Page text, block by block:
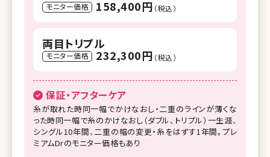
モニター価格 158,400円 （税込）
両目トリプル
モニター価格 232,300円 （税込）
保証・アフターケア
糸が取れた時同一幅でかけなおし・二重のラインが薄くな
った時同一幅で糸のかけなおし（ダブル、トリプル）一生涯、
シングル10年間、二重の幅の変更・糸をはずす1年間。プレ
ミアムDrのモニター価格もあり